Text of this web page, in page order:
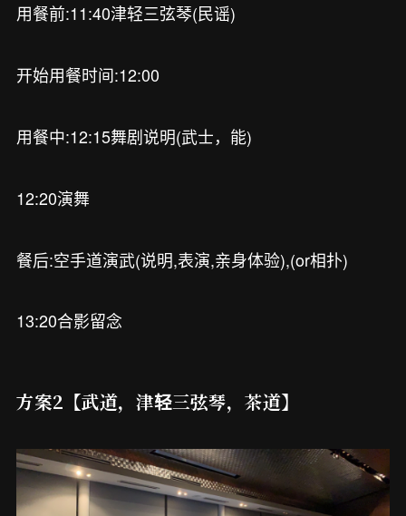
用餐前:11:40津轻三弦琴(民谣)
开始用餐时间:12:00
用餐中:12:15舞剧说明(武士，能)
12:20演舞
餐后:空手道演武(说明,表演,亲身体验),(or相扑)
13:20合影留念
方案2【武道，津轻三弦琴，茶道】